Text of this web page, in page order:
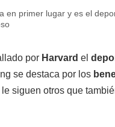
en primer lugar y es el
por Harvard el
se destaca por los
le siguen otros que